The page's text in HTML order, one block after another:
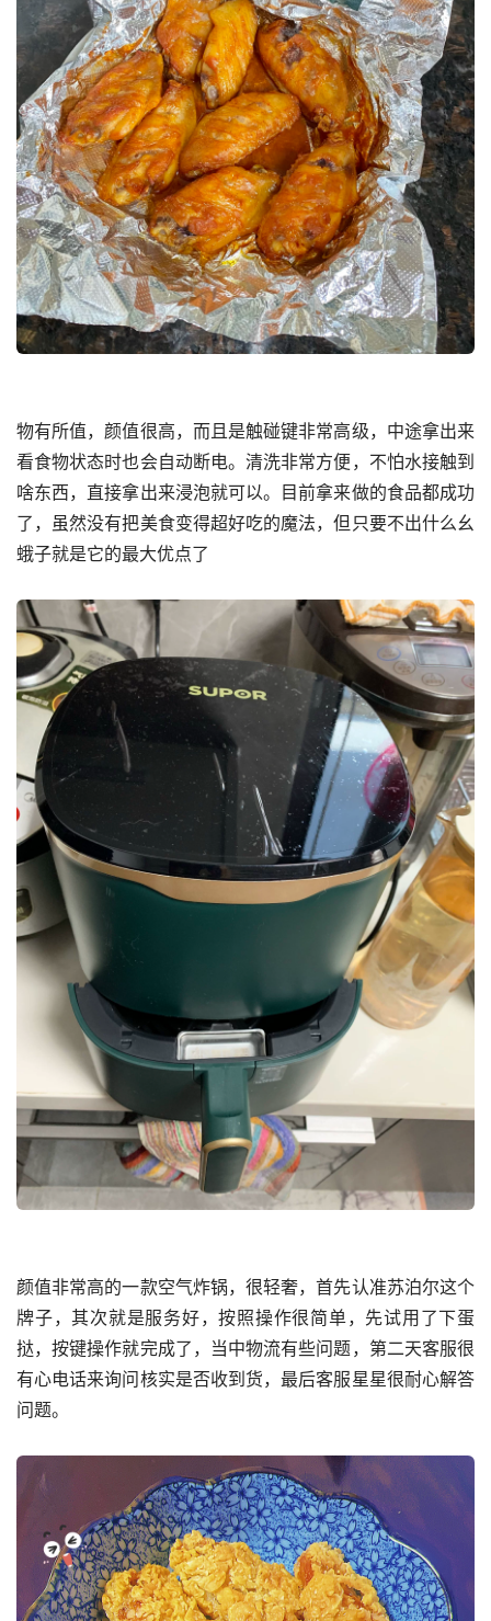
物有所值，颜值很高，而且是触碰键非常高级，中途拿出来
看食物状态时也会自动断电。清洗非常方便，不怕水接触到
啥东西，直接拿出来浸泡就可以。目前拿来做的食品都成功
了，虽然没有把美食变得超好吃的魔法，但只要不出什么幺
蛾子就是它的最大优点了
颜值非常高的一款空气炸锅，很轻奢，首先认准苏泊尔这个
牌子，其次就是服务好，按照操作很简单，先试用了下蛋
挞，按键操作就完成了，当中物流有些问题，第二天客服很
有心电话来询问核实是否收到货，最后客服星星很耐心解答
问题。